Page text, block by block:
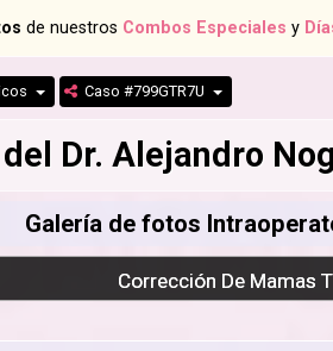
de nuestros Combos Especiales y
Caso #799GTR7U
Dr. Alejandro
Galería de fotos
Corrección De Mamas